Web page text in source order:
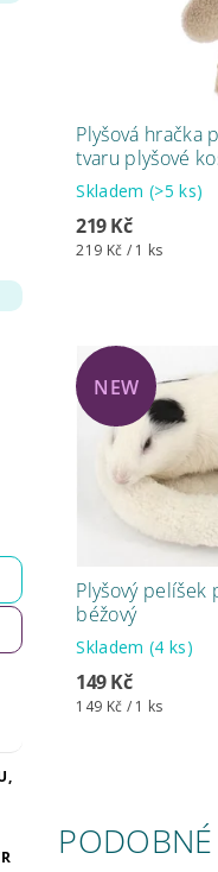
Plyšová hračka
tvaru plyšové
Skladem (>5 ks)
219 Kč
219 Kč / 1 ks
NEW
Plyšový pelíšek
béžový
Skladem (4 ks)
149 Kč
149 Kč / 1 ks